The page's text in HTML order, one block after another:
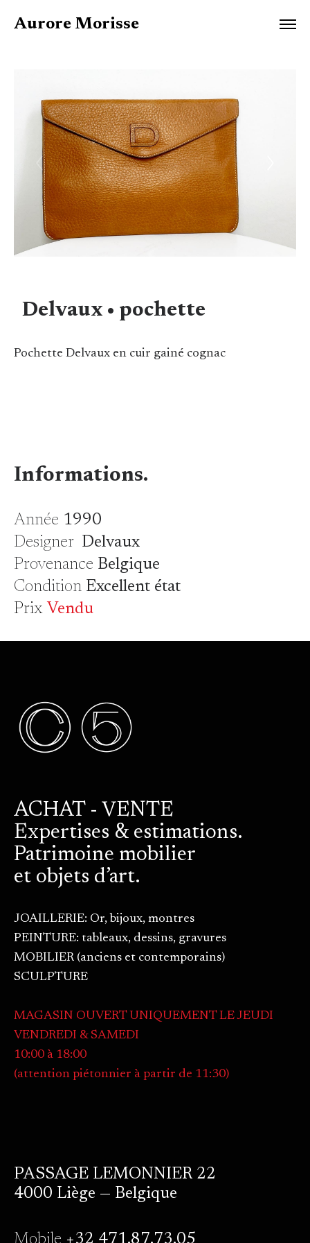
Aurore Morisse
Delvaux • pochette
Pochette Delvaux en cuir gainé cognac
Informations.
Année 1990
Designer Delvaux
Provenance Belgique
Condition Excellent état
Prix Vendu
ACHAT - VENTE
Expertises & estimations.
Patrimoine mobilier
et objets d’art.
JOAILLERIE: Or, bijoux, montres
PEINTURE: tableaux, dessins, gravures
MOBILIER (anciens et contemporains)
SCULPTURE
MAGASIN OUVERT UNIQUEMENT LE JEUDI
VENDREDI & SAMEDI
10:00 à 18:00
(attention piétonnier à partir de 11:30)
PASSAGE LEMONNIER 22
4000 Liège — Belgique
Mobile +32 471.87.73.05